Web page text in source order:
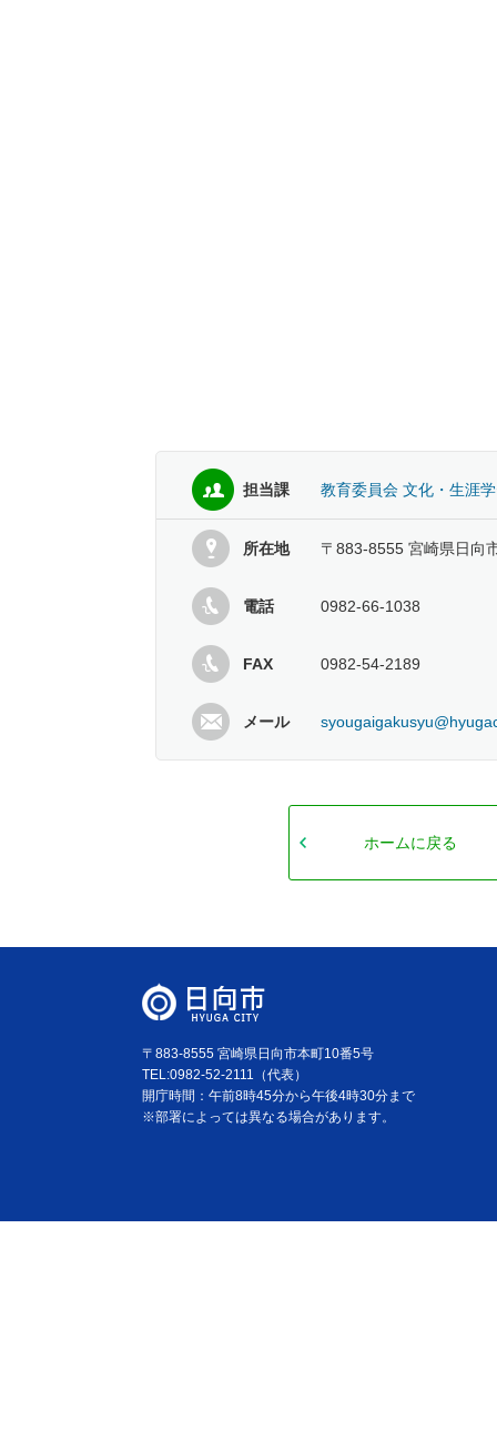
担当課 教育委員会 文化・生涯
所在地 〒883-8555 宮崎県日向
電話 0982-66-1038
FAX 0982-54-2189
メール
ホームに戻る
〒883-8555 宮崎県日向市本町10番5号
TEL:0982-52-2111（代表）
開庁時間：午前8時45分から午後4時30分まで
※部署によっては異なる場合があります。